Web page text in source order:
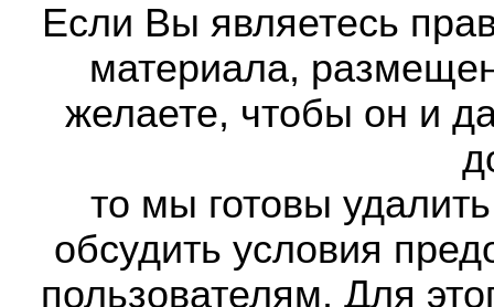
Если Вы являетесь
материала,
желаете, чтобы он и
то мы готовы
обсудить условия
пользователям. Для